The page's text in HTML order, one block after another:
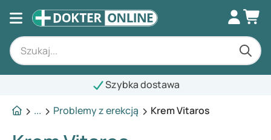
Szybka dostawa
...
Problemy z erekcją Krem Vitaros